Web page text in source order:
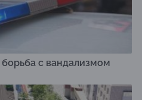
с вандализмом